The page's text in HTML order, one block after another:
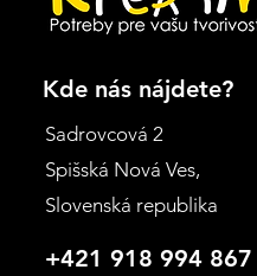
Kde nás nájdete?
Sadrovcová 2
Spišská Nová Ves,
Slovenská republika
+421 918 994 867